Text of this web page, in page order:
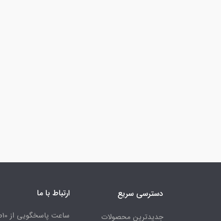
دسترسی سریع
جدیدترین محصولات
ارتباط با ما